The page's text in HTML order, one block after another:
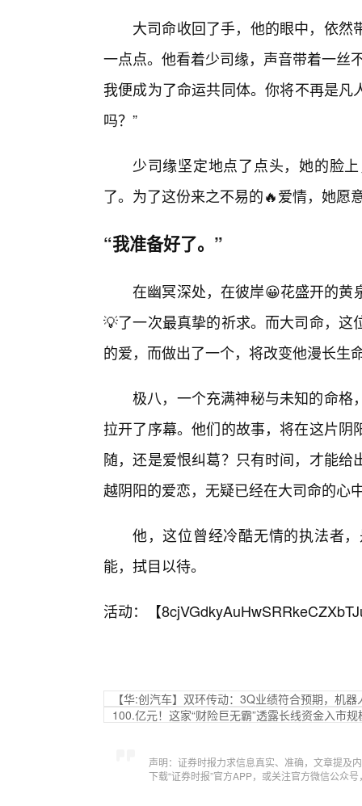
大司命收回了手，他的眼中，依
一点点。他看着少司缘，声音带着一丝
我便成为了命运共同体。你将不再是
吗？”
少司缘坚定地点了点头，她的脸
了。为了这份来之不易的🔥爱情，她愿
“我准备好了。”
在幽冥深处，在彼岸😀花盛开的黄
💡了一次最真挚的祈求。而大司命，
的爱，而做出了一个，将改变他漫长生
极八，一个充满神秘与未知的命格
拉开了序幕。他们的故事，将在这片
随，还是爱恨纠葛？只有时间，才能
越阴阳的爱恋，无疑已经在大司命的心
他，这位曾经冷酷无情的执法者
能，拭目以待。
活动：【
【华:创汽车】双环传动：3Q业绩符合预期，机
100.亿元！这家“财险巨无霸”透露长线资金入市规
声明：证券时报力求信息真实、准确，文章提及
下载“证券时报”官方APP，或关注官方微信公众